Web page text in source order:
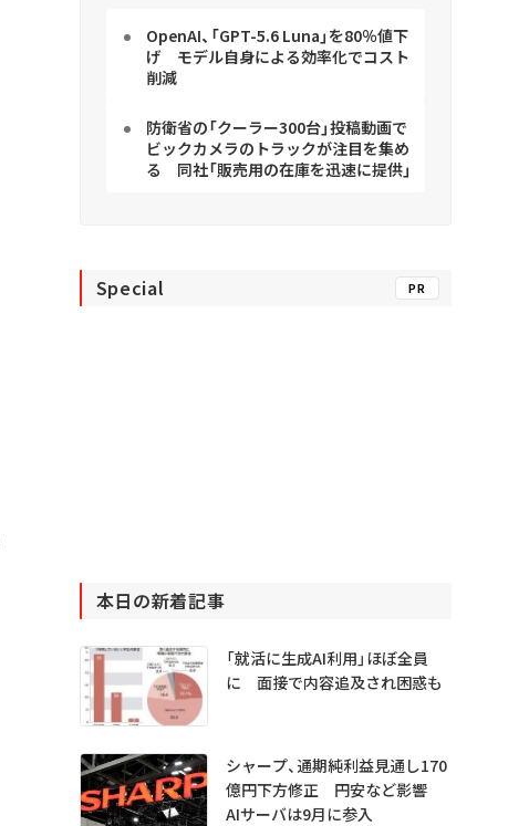
OpenAI、「GPT-5.6 Luna」を80％値下
げ モデル自身による効率化でコスト
削減
防衛省の「クーラー300台」投稿動画で
ビックカメラのトラックが注目を集め
る 同社「販売用の在庫を迅速に提供」
Special PR
本日の新着記事
「就活に生成AI利用」ほぼ全員
に 面接で内容追及され困惑も
シャープ、通期純利益見通し170
億円下方修正 円安など影響
AIサーバは9月に参入